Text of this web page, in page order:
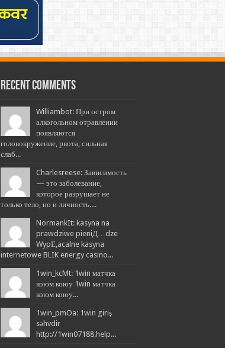
Recent Comments
Williambot: При остром
алкогольном отравлении
появляются
головокружение, рвота, сильная
слаб...
Charlesreese: Зависимость
— это заболевание,
которое разрушает не
только тело, но и личность....
NormankIt: kasyna na
prawdziwe pieniД…dze
WypЕ‚acalne kasyna
internetowe BLIK energy casino...
1win_kcMt: 1win матчка
коюм коюу 1win матчка
коюм коюу...
1win_pmOa: 1win giriş
səhvdir
http://1win07188.help...